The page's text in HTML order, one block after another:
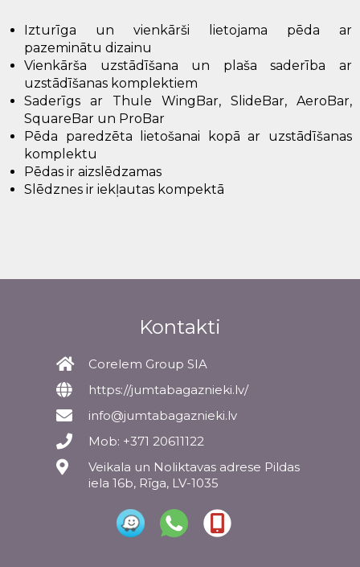
Izturīga un vienkārši lietojama pēda ar
pazeminātu dizainu
Vienkārša uzstādīšana un plaša saderība ar
uzstādīšanas komplektiem
Saderīgs ar Thule WingBar, SlideBar, AeroBar,
SquareBar un ProBar
Pēda paredzēta lietošanai kopā ar uzstādīšanas
komplektu
Pēdas ir aizslēdzamas
Slēdznes ir iekļautas kompektā
Kontakti
Corelem Group SIA
https://jumtabagaznieki.lv/
info@jumtabagaznieki.lv
Mob: +371 20611122
Veikala un Noliktavas adrese Pildas
iela 16b, Rīga, LV-1035